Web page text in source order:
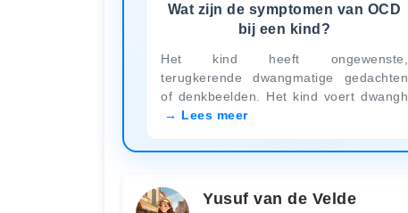
Wat zijn de symptomen van OCD
bij een kind?
Het kind heeft ongewenste,
terugkerende dwangmatige gedachten
of denkbeelden. Het kind voert dwangh
Lees meer
Yusuf van de Velde